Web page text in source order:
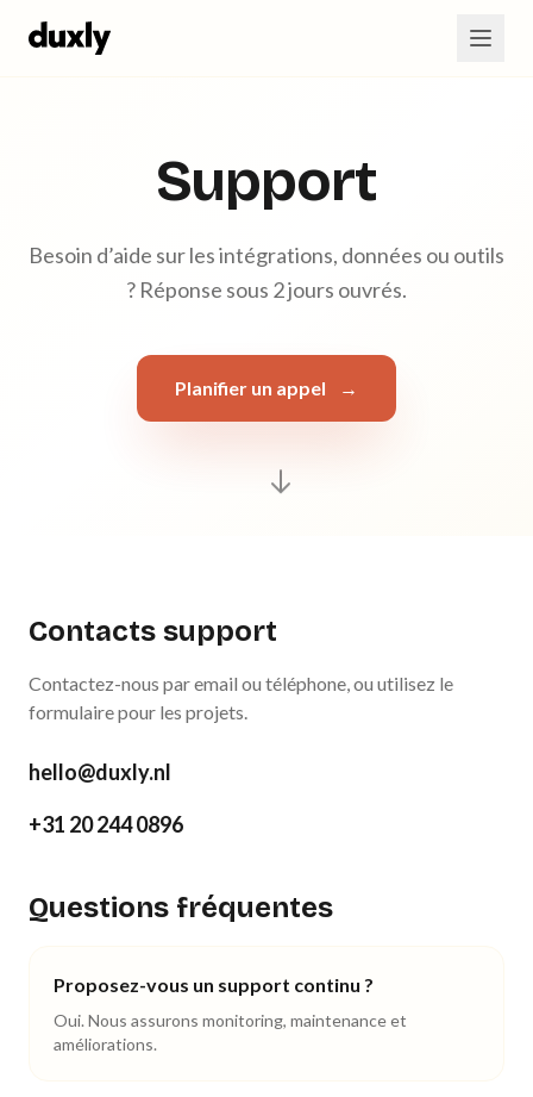
Support
Besoin d’aide sur les intégrations, données ou outils
? Réponse sous 2 jours ouvrés.
Planifier un appel →
Contacts support
Contactez-nous par email ou téléphone, ou utilisez le
formulaire pour les projets.
hello@duxly.nl
+31 20 244 0896
Questions fréquentes
Proposez-vous un support continu ?
Oui. Nous assurons monitoring, maintenance et
améliorations.